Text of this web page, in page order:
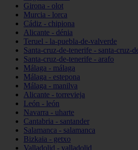
Girona - olot
Murcia - lorca
Cádiz - chipiona
Alicante - dénia
Teruel - la-puebla-de-valverde
Santa-cruz-de-tenerife - santa-cruz-
Santa-cruz-de-tenerife - arafo
Málaga - málaga
Málaga - estepona
Málaga - manilva
Alicante - torrevieja
León - león
Navarra - uharte
Cantabria - santander
Salamanca - salamanca
Bizkaia - getxo
Valladolid - valladolid